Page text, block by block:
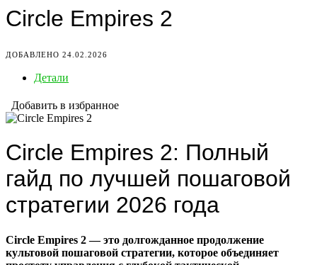
Circle Empires 2
ДОБАВЛЕНО 24.02.2026
Детали
Добавить в избранное
Circle Empires 2: Полный
гайд по лучшей пошаговой
стратегии 2026 года
Circle Empires 2 — это долгожданное продолжение
культовой пошаговой стратегии, которое объединяет